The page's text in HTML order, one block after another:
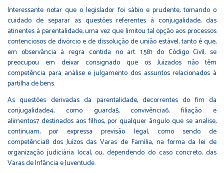
Interessante notar que o legislador foi sábio e prudente, tomando o
cuidado de separar as questões referentes à conjugalidade, das
atinentes à parentalidade, uma vez que limitou tal opção aos processos
contenciosos de divórcio e de dissolução de união estável, tanto é que,
em observância à regra contida no art. 1.581 do Código Civil, se
preocupou em deixar consignado que os Juizados não têm
competência para análise e julgamento dos assuntos relacionados à
partilha de bens.
As questões derivadas da parentalidade, decorrentes do fim da
conjugalidade4, como guarda5, convivência6, filiação e
alimentos7 destinados aos filhos, por qualquer ângulo que se analise,
continuam, por expressa previsão legal, como sendo de
competência8 dos Juízos das Varas de Família, na forma da lei de
organização judiciária local, ou, dependendo do caso concreto, das
Varas de Infância e Juventude.